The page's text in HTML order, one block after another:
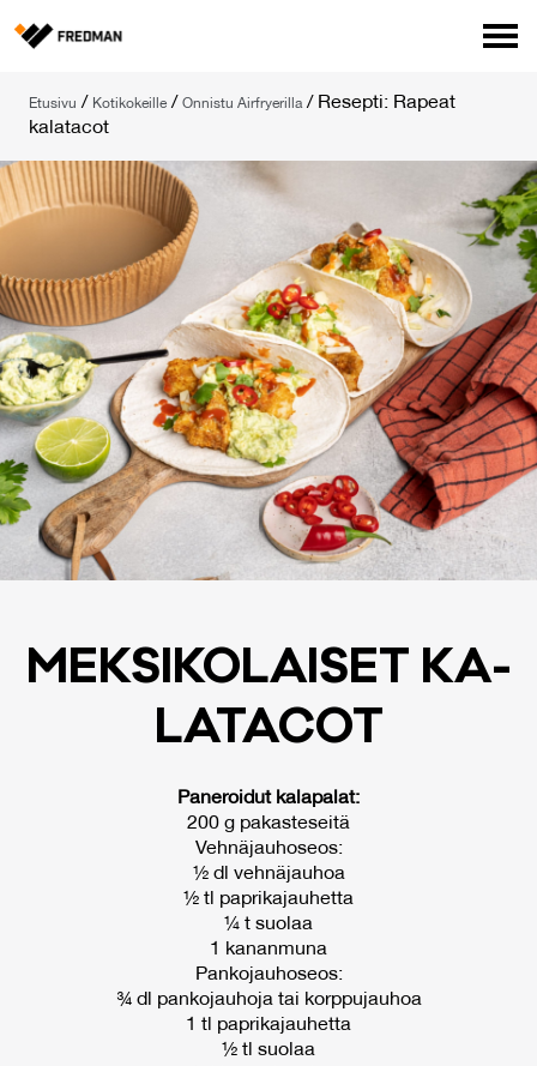
Tehtaanmyymälä
Verkkokauppa ammattilaisille
Etusivu / Kotikokeille / Onnistu Airfryerilla/ Resepti: Rapeat
kalatacot
MEK­SI­KO­LAI­SET KA­
LA­TA­COT
Paneroidut kalapalat:
200 g pakasteseitä
Vehnäjauhoseos:
½ dl vehnäjauhoa
½ tl paprikajauhetta
¼ t suolaa
1 kananmuna
Pankojauhoseos:
¾ dl pankojauhoja tai korppujauhoa
1 tl paprikajauhetta
½ tl suolaa